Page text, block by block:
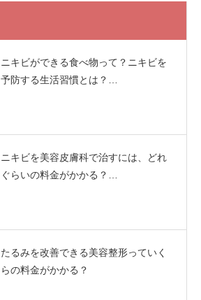
ニキビができる食べ物って？ニキビを
予防する生活習慣とは？…
ニキビを美容皮膚科で治すには、どれ
ぐらいの料金がかかる？…
たるみを改善できる美容整形っていく
らの料金がかかる？